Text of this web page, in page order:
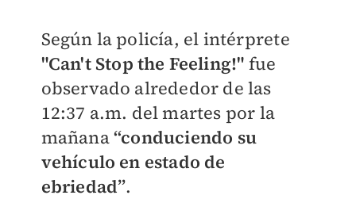
Según la policía, el intérprete
"Can't Stop the Feeling!" fue
observado alrededor de las
12:37 a.m. del martes por la
mañana“conduciendo su
vehículo en estado de
ebriedad”.